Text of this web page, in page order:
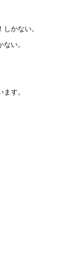
かない。
い。
す。